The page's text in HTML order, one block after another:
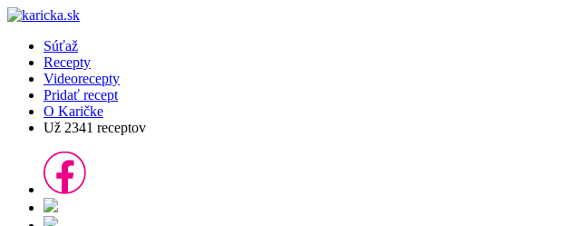
Súťaž
Recepty
Videorecepty
Pridať recept
O Karičke
Už 2341 receptov